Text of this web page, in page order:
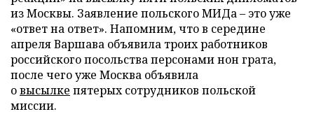
из Москвы. Заявление польского МИДа – это уже
«ответ на ответ». Напомним, что в середине
апреля Варшава объявила троих работников
российского посольства персонами нон грата,
после чего уже Москва объявила
овысылке пятерых сотрудников польской
миссии.